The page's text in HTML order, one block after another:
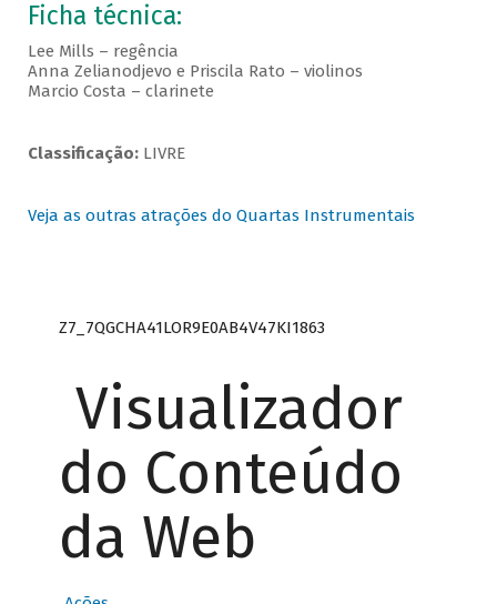
Ficha técnica:
Lee Mills – regência
Anna Zelianodjevo e Priscila Rato – violinos
Marcio Costa – clarinete
Classificação:LIVRE
Veja as outras atrações do Quartas Instrumentais
Z7_7QGCHA41LOR9E0AB4V47KI1863
Visualizador
do Conteúdo
da Web